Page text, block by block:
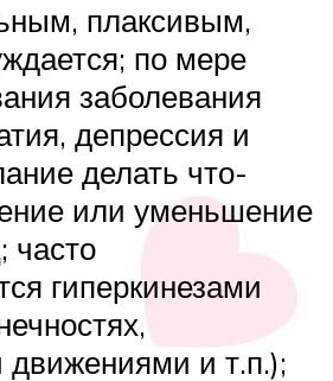
плаксивым,
по мере
заболевания
депрессия и
делать что-
или уменьшение
часто
гиперкинезами
и т.п.);